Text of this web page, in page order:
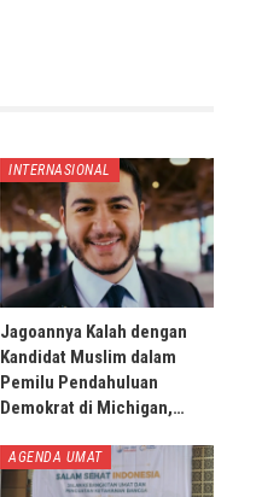
INTERNASIONAL
Jagoannya Kalah dengan
Kandidat Muslim dalam
Pemilu Pendahuluan
Demokrat di Michigan,…
AGENDA UMAT